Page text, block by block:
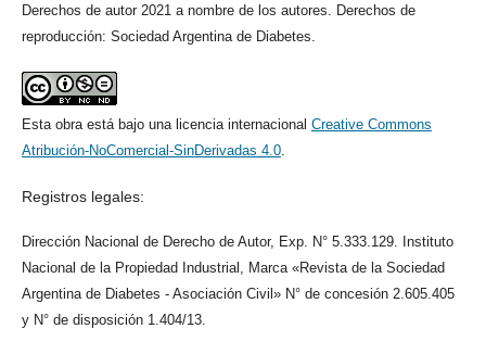
Derechos de autor 2021 a nombre de los autores. Derechos de
reproducción: Sociedad Argentina de Diabetes.
Esta obra está bajo una licencia internacional Creative Commons
Atribución-NoComercial-SinDerivadas 4.0.
Registros legales:
Dirección Nacional de Derecho de Autor, Exp. N° 5.333.129. Instituto
Nacional de la Propiedad Industrial, Marca «Revista de la Sociedad
Argentina de Diabetes - Asociación Civil» N° de concesión 2.605.405
y N° de disposición 1.404/13.